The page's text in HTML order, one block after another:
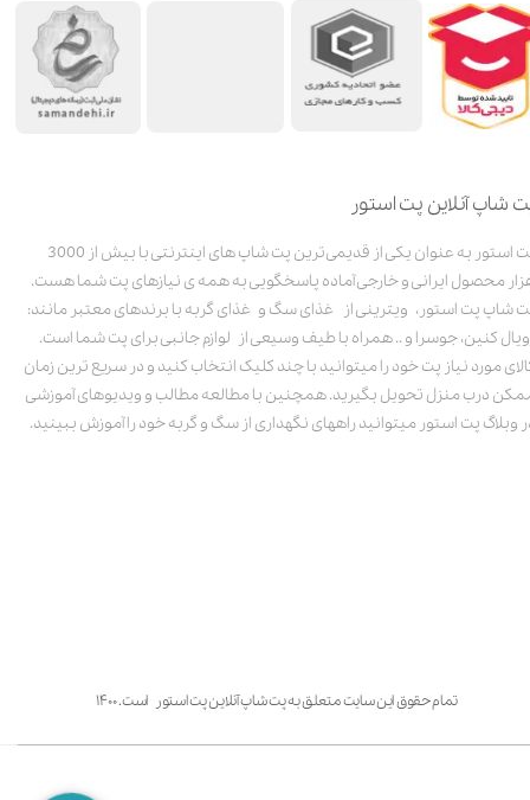
شاپ آنلاین پت استور
پت استور به عنوان یکی از قدیمی‌ترین پت شاپ های اینترنتی با بیش از 3000
محصول ایرانی و خارجی آماده پاسخگویی به همه ی نیازهای پت شما هست.
شاپ پت استور، ویترینی از غذای سگ و غذای گربه با برندهای معتبر مانند:
کنین، جوسرا و .. همراه با طیف وسیعی از لوازم جانبی برای پت شما است.
مورد نیاز پت خود را میتوانید با چند کلیک انتخاب کنید و در سریع ترین زمان
درب منزل تحویل بگیرید. همچنین با مطالعه مطالب و ویدیوهای آموزشی
وبلاگ پت استور میتوانید راههای نگهداری از سگ و گربه خود را آموزش ببینید.
تمام حقوق این سایت متعلق به پت شاپ آنلاین پت استور است. ۱۴۰۰